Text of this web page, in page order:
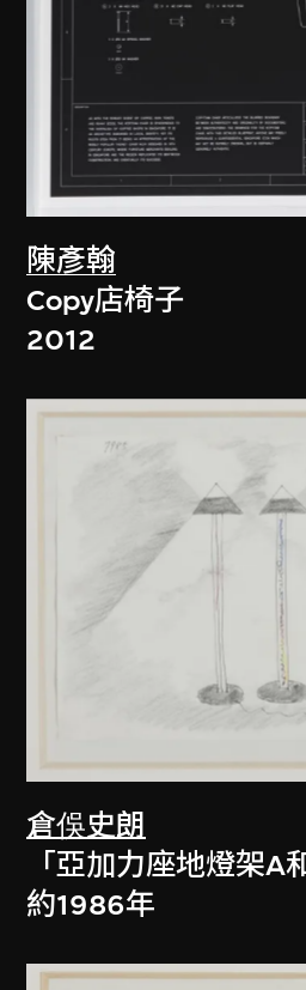
陳彥翰
Copy店椅子
2012
倉俁史朗
「亞加力座地燈架A
約1986年